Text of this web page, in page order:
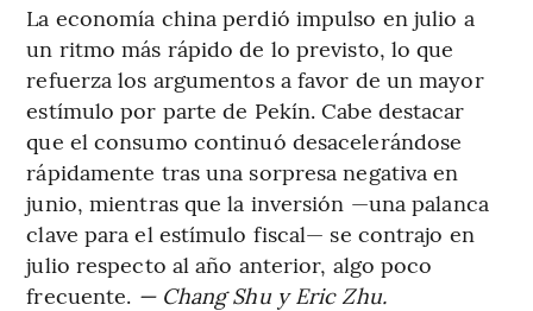
La economía china perdió impulso en julio a
un ritmo más rápido de lo previsto, lo que
refuerza los argumentos a favor de un mayor
estímulo por parte de Pekín. Cabe destacar
que el consumo continuó desacelerándose
rápidamente tras una sorpresa negativa en
junio, mientras que la inversión —una palanca
clave para el estímulo fiscal— se contrajo en
julio respecto al año anterior, algo poco
frecuente. — Chang Shu y Eric Zhu.